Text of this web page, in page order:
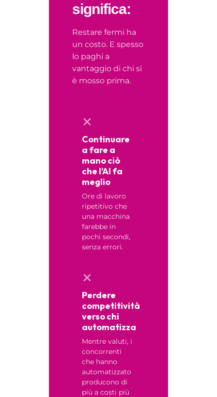
significa:
Restare fermi ha
un costo. E spesso
lo paghi a
vantaggio di chi si
è mosso prima.
✕
Continuare
a fare a
mano ciò
che l’AI fa
meglio
Ore di lavoro
ripetitivo che
una macchina
farebbe in
pochi secondi,
senza errori.
✕
Perdere
competitività
verso chi
automatizza
Mentre valuti, i
concorrenti
che hanno
automatizzato
producono di
più a costi più